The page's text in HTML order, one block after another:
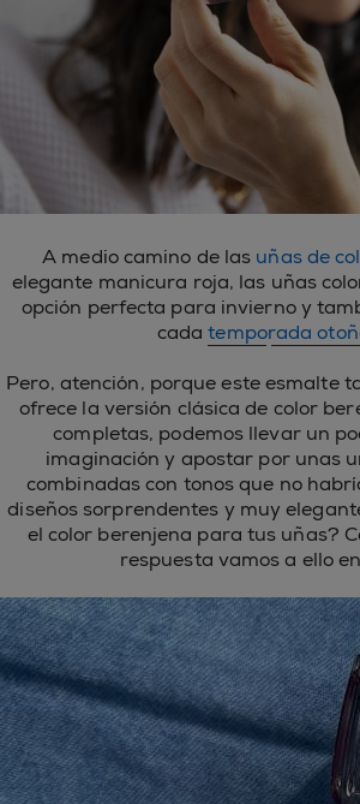
A medio camino de las uñas de
elegante manicura roja, las uñas
opción perfecta para invierno y
cadatemporada
Pero, atención, porque este esmalte
ofrece la versión clásica de color
completas, podemos llevar un
imaginación y apostar por unas
combinadas con tonos que no
diseños sorprendentes y muy
el color berenjena para tus uñas?
respuesta vamos a ello